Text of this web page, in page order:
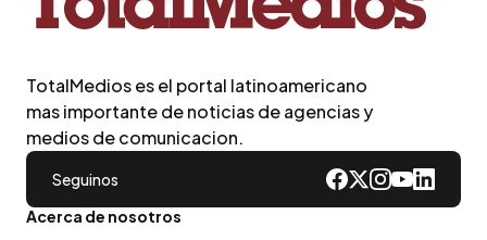
TotalMedios es el portal latinoamericano
mas importante de noticias de agencias y
medios de comunicacion.
Seguinos
Acerca de nosotros